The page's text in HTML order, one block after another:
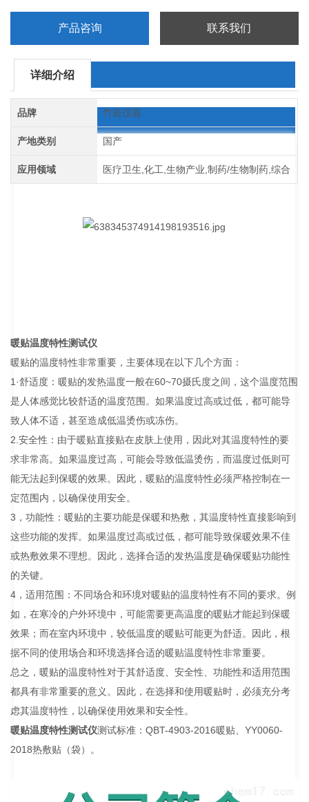
产品咨询 联系我们
详细介绍
品牌 竹岩仪器
产地类别 国产
应用领域 医疗卫生,化工,生物产业,制药/生物制药,综合
暖贴温度特性测试仪
暖贴的温度特性非常重要，主要体现在以下几个方面：
1·舒适度：暖贴的发热温度一般在60~70摄氏度之间，这个温度范围
是人体感觉比较舒适的温度范围。如果温度过高或过低，都可能导
致人体不适，甚至造成低温烫伤或冻伤。
2.安全性：由于暖贴直接贴在皮肤上使用，因此对其温度特性的要
求非常高。如果温度过高，可能会导致低温烫伤，而温度过低则可
能无法起到保暖的效果。因此，暖贴的温度特性必须严格控制在一
定范围内，以确保使用安全。
3，功能性：暖贴的主要功能是保暖和热敷，其温度特性直接影响到
这些功能的发挥。如果温度过高或过低，都可能导致保暖效果不佳
或热敷效果不理想。因此，选择合适的发热温度是确保暖贴功能性
的关键。
4，适用范围：不同场合和环境对暖贴的温度特性有不同的要求。例
如，在寒冷的户外环境中，可能需要更高温度的暖贴才能起到保暖
效果；而在室内环境中，较低温度的暖贴可能更为舒适。因此，根
据不同的使用场合和环境选择合适的暖贴温度特性非常重要。
总之，暖贴的温度特性对于其舒适度、安全性、功能性和适用范围
都具有非常重要的意义。因此，在选择和使用暖贴时，必须充分考
虑其温度特性，以确保使用效果和安全性。
暖贴温度特性测试仪测试标准：QBT-4903-2016暖贴、YY0060-
2018热敷贴（袋）。